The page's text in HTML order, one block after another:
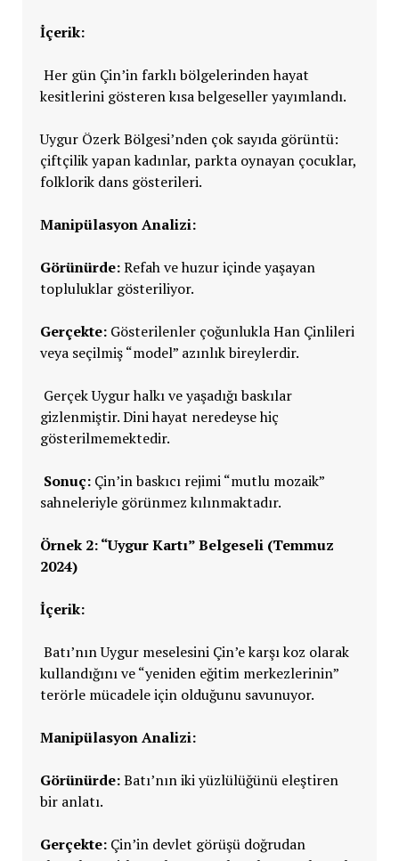
İçerik:
Her gün Çin’in farklı bölgelerinden hayat
kesitlerini gösteren kısa belgeseller yayımlandı.
Uygur Özerk Bölgesi’nden çok sayıda görüntü:
çiftçilik yapan kadınlar, parkta oynayan çocuklar,
folklorik dans gösterileri.
Manipülasyon Analizi:
Görünürde:Refah ve huzur içinde yaşayan
topluluklar gösteriliyor.
Gerçekte:Gösterilenler çoğunlukla Han Çinlileri
veya seçilmiş “model” azınlık bireylerdir.
Gerçek Uygur halkı ve yaşadığı baskılar
gizlenmiştir. Dini hayat neredeyse hiç
gösterilmemektedir.
Sonuç:Çin’in baskıcı rejimi “mutlu mozaik”
sahneleriyle görünmez kılınmaktadır.
Örnek 2: “Uygur Kartı” Belgeseli (Temmuz
2024)
İçerik:
Batı’nın Uygur meselesini Çin’e karşı koz olarak
kullandığını ve “yeniden eğitim merkezlerinin”
terörle mücadele için olduğunu savunuyor.
Manipülasyon Analizi:
Görünürde:Batı’nın iki yüzlülüğünü eleştiren
bir anlatı.
Gerçekte:Çin’in devlet görüşü doğrudan